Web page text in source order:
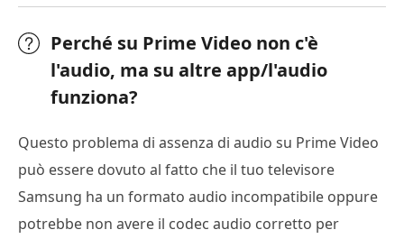
Perché su Prime Video non c'è
l'audio, ma su altre app/l'audio
funziona?
Questo problema di assenza di audio su Prime Video
può essere dovuto al fatto che il tuo televisore
Samsung ha un formato audio incompatibile oppure
potrebbe non avere il codec audio corretto per